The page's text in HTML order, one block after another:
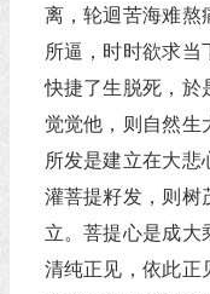
离，轮迴苦海难熬
所逼，时时欲求
快捷了生脱死，於
觉觉他，则自然生
所发是建立在大
灌菩提籽发，则树
立。菩提心是成大
清纯正见，依此正